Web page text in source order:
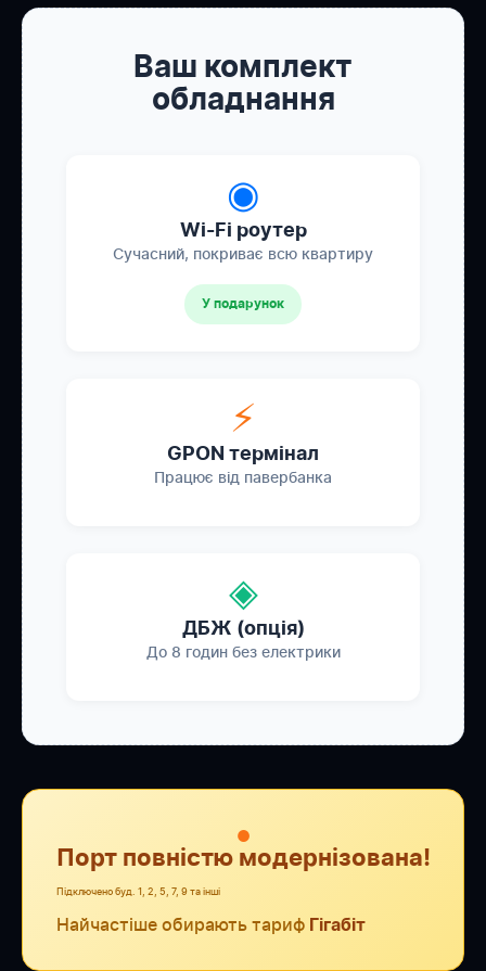
Ваш комплект
обладнання
◉
Wi-Fi роутер
Сучасний, покриває всю квартиру
У подарунок
⚡
GPON термінал
Працює від павербанка
◈
ДБЖ (опція)
До 8 годин без електрики
●
Порт повністю модернізована!
Підключено буд. 1, 2, 5, 7, 9 та інші
Найчастіше обирають тариф Гігабіт